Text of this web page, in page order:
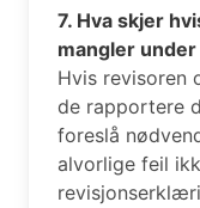
7. Hva skjer
mangler
Hvis revisoren
de rapportere
foreslå
alvorlige feil